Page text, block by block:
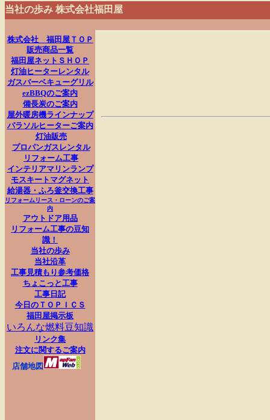
当社の歩み 株式会社福田屋
株式会社 福田屋ＴＯＰ
販売商品一覧
福田屋ネットＳＨＯＰ
灯油ヒーターレンタル
ガスバーベキューグリル
ezBBQのご案内
備長炭のご案内
屋外暖房機ラインナップ
パラソルヒーターご案内
灯油販売
プロパンガスレンタル
リフォーム工事
インテリアマリンランプ
モスキートマグネット
給湯器・ふろ釜交換工事
リフォームリース・ローンのご案
内
アウトドア用品
リフォーム工事の豆知
識！
当社の歩み
当社沿革
工事見積もり参考価格
ちょこっと工事
工事日記
今日のＴＯＰＩＣＳ
福田屋掲示板
いろんな燃料豆知識
リンク集
注文に関するご案内
店舗地図